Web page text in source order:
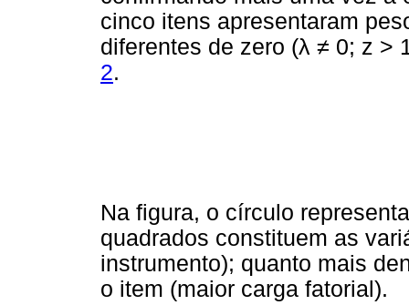
cinco itens apresentaram
diferentes de zero (λ ≠ 0; z >
2.
Na figura, o círculo
quadrados constituem as
instrumento); quanto mais
o item (maior carga fatorial).